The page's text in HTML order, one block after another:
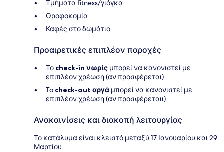
Τμήματα fitness/γιόγκα
Οροφοκομία
Καφές στο δωμάτιο
Προαιρετικές επιπλέον παροχές
Το check-in νωρίς μπορεί να κανονιστεί με
επιπλέον χρέωση (αν προσφέρεται)
To check-out αργά μπορεί να κανονιστεί με
επιπλέον χρέωση (αν προσφέρεταιι)
Ανακαινίσεις και διακοπή λειτουργίας
Το κατάλυμα είναι κλειστό μεταξύ 17 Ιανουαρίου και 29
Μαρτίου.